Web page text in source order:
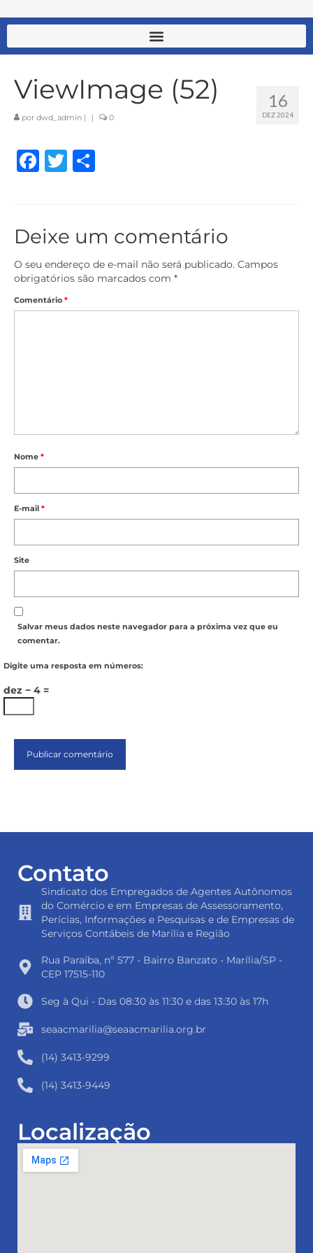
16
DEZ 2024
ViewImage (52)
por dwd_admin | | 0
Facebook
Twitter
Deixe um comentário
O seu endereço de e-mail não será publicado. Campos
obrigatórios são marcados com *
Comentário *
Nome *
E-mail *
Site
Salvar meus dados neste navegador para a próxima vez que eu
comentar.
Digite uma resposta em números:
dez − 4 =
Contato
Sindicato dos Empregados de Agentes Autônomos
do Comércio e em Empresas de Assessoramento,
Perícias, Informações e Pesquisas e de Empresas de
Serviços Contábeis de Marília e Região
Rua Paraíba, nº 577 - Bairro Banzato - Marília/SP -
CEP 17515-110
Seg à Qui - Das 08:30 às 11:30 e das 13:30 às 17h
seaacmarilia@seaacmarilia.org.br
(14) 3413-9299
(14) 3413-9449
Localização